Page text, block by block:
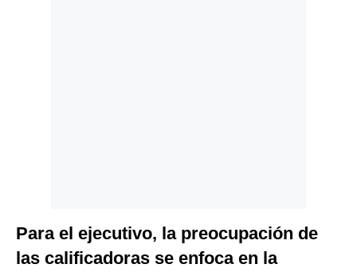
Para el ejecutivo, la preocupación de
las calificadoras se enfoca en la